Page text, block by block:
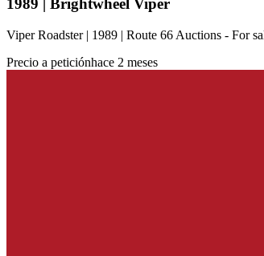
1989 | Brightwheel Viper
Viper Roadster | 1989 | Route 66 Auctions - For
Precio a peticiónhace 2 meses